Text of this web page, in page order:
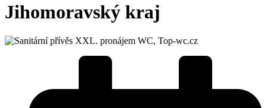
Jihomoravský kraj